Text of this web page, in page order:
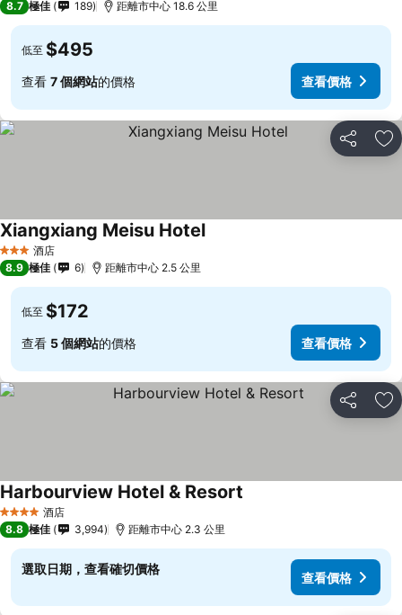
8.7 極佳 189 距離市中心 18.6 公里
低至 $495
查看 7 個網站的價格 查看價格
分享 放
3 星級 酒店
Xiangxiang Meisu Hotel
8.9 極佳 6 距離市中心 2.5 公里
低至 $172
查看 5 個網站的價格 查看價格
分享 放
4 星級 酒店
Harbourview Hotel & Resort
8.8 極佳 3,994 距離市中心 2.3 公里
選取日期，查看確切價格
查看價格